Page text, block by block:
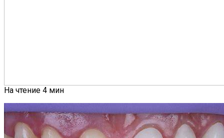
На чтение 4 мин